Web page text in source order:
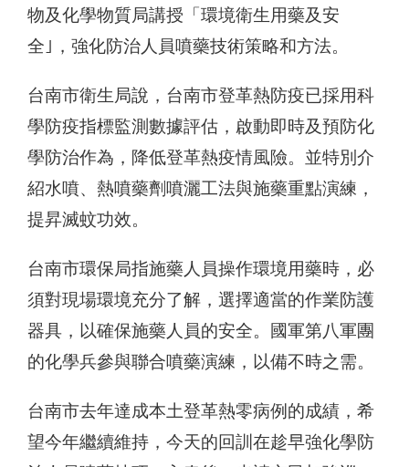
物及化學物質局講授「環境衛生用藥及安
全｣，強化防治人員噴藥技術策略和方法。
台南市衛生局說，台南市登革熱防疫已採用科
學防疫指標監測數據評估，啟動即時及預防化
學防治作為，降低登革熱疫情風險。並特別介
紹水噴、熱噴藥劑噴灑工法與施藥重點演練，
提昇滅蚊功效。
台南市環保局指施藥人員操作環境用藥時，必
須對現場環境充分了解，選擇適當的作業防護
器具，以確保施藥人員的安全。國軍第八軍團
的化學兵參與聯合噴藥演練，以備不時之需。
台南市去年達成本土登革熱零病例的成績，希
望今年繼續維持，今天的回訓在趁早強化學防